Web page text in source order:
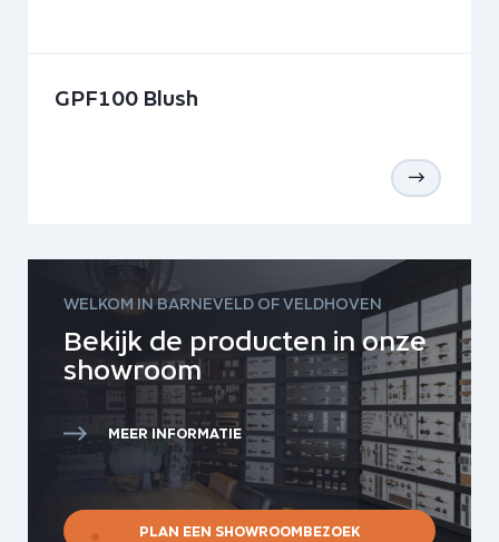
GPF100 Blush
WELKOM IN BARNEVELD OF VELDHOVEN
Bekijk de producten in onze
showroom
MEER INFORMATIE
PLAN EEN SHOWROOMBEZOEK